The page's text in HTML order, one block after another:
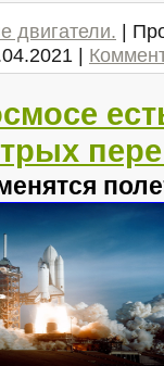
двигатели. |
|